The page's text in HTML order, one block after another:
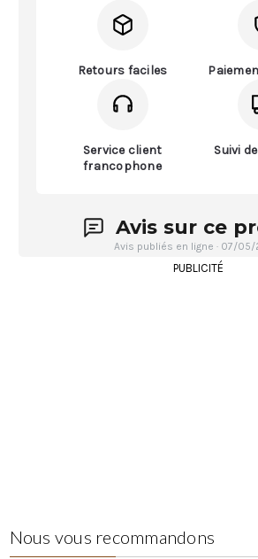
Retours faciles
Service client
francophone
Suivi
Avis sur ce
Avis publiés en ligne · 07/05/
PUBLICITÉ
Nous vous recommandons